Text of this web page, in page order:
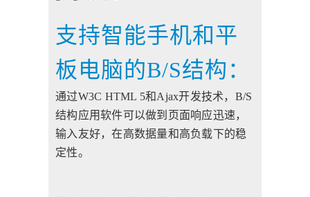
支持智能手机和平
板电脑的B/S结构：
通过W3C HTML 5和Ajax开发技术，B/S
结构应用软件可以做到页面响应迅速，
输入友好，在高数据量和高负载下的稳
定性。